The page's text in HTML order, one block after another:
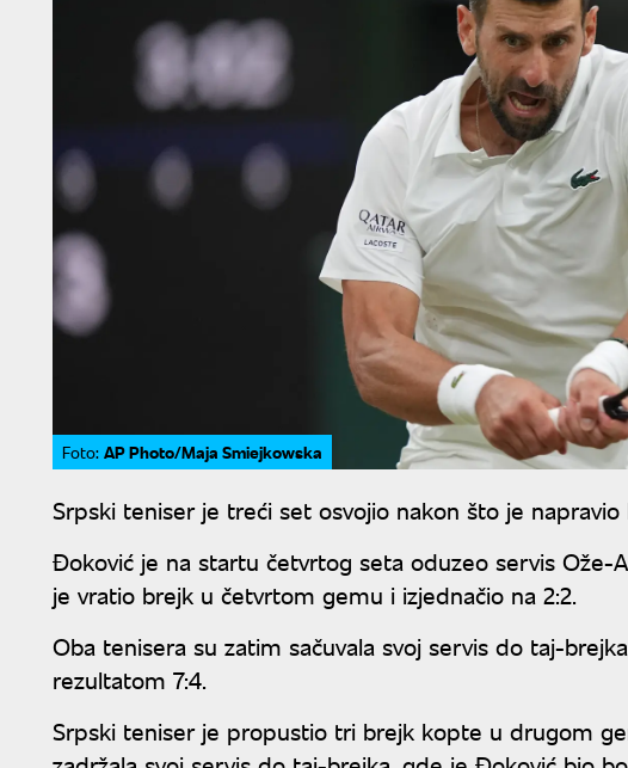
Foto: AP Photo/Maja Smiejkowska
Srpski teniser je treći set osvojio nakon što je
Đoković je na startu četvrtog seta oduzeo servis Ože-
je vratio brejk u četvrtom gemu i izjednačio na 2:2.
Oba tenisera su zatim sačuvala svoj servis do taj-
rezultatom 7:4.
Srpski teniser je propustio tri brejk kopte u drugom